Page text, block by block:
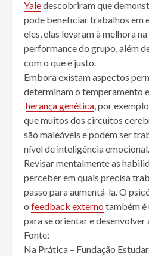
Yaledescobriram que
pode beneficiar trabalhos em
eles, elas levaram à melhora
performance do grupo, além
com o que é justo.
Embora existam aspectos
determinam o temperamento
herança genética, por
que muitos dos circuitos
são maleáveis e podem ser
nível de inteligência emocional.
Revisar mentalmente as
perceber em quais precisa
passo para aumentá-la. O
o feedback externo também
para se orientar e desenvolver
Fonte:
Na Prática – Fundação